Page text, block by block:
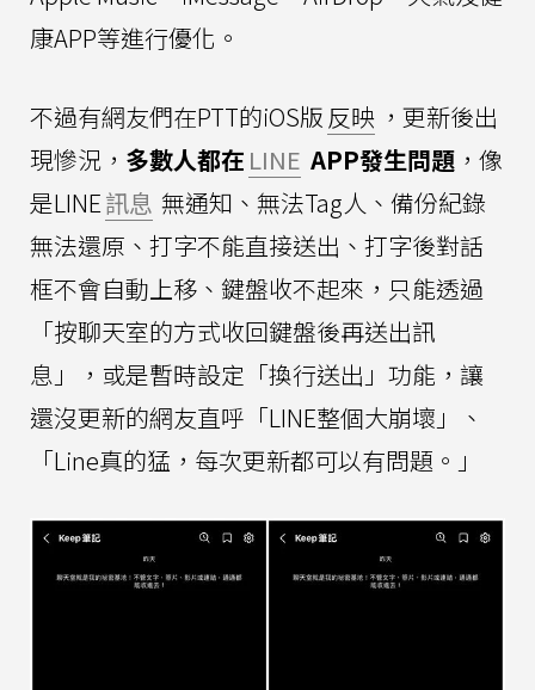
康APP等進行優化。
不過有網友們在PTT的iOS版 反映 ，更新後出
現慘況， 多數人都在 LINE APP發生問題 ，像
是LINE訊息 無通知、無法Tag人、備份紀錄
無法還原、打字不能直接送出、打字後對話
框不會自動上移、鍵盤收不起來，只能透過
「按聊天室的方式收回鍵盤後再送出訊
息」，或是暫時設定「換行送出」功能，讓
還沒更新的網友直呼「LINE整個大崩壞」、
「Line真的猛，每次更新都可以有問題。」